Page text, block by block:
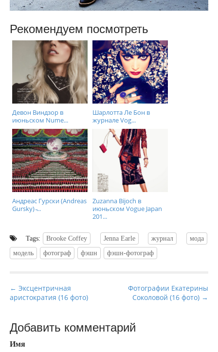
Рекомендуем посмотреть
Девон Виндзор в
июньском Nume...
Шарлотта Ле Бон в
журнале Vog...
Андреас Гурски (Andreas
Gursky) ̵...
Zuzanna Bijoch в
июньском Vogue Japan
201...
Tags: Brooke Coffey Jenna Earle журнал
мода
модель
фотограф фэшн фэшн-фотограф
P
o
t
n
← Эксцентричная
аристократия (16 фото)
Фотографии Екатерины
Соколовой (16 фото) →
Добавить комментарий
Имя